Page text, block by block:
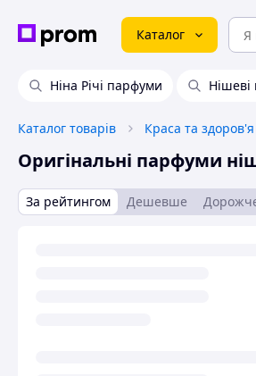
Каталог
Ніна Річі парфуми
Каталог товарів Краса та здоров'я
Оригінальні парфуми
За рейтингом Дешевше